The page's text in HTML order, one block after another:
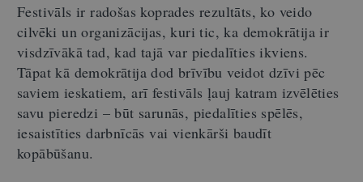
Festivāls ir radošas koprades rezultāts, ko veido
cilvēki un organizācijas, kuri tic, ka demokrātija ir
visdzīvākā tad, kad tajā var piedalīties ikviens.
Tāpat kā demokrātija dod brīvību veidot dzīvi pēc
saviem ieskatiem, arī festivāls ļauj katram izvēlēties
savu pieredzi – būt sarunās, piedalīties spēlēs,
iesaistīties darbnīcās vai vienkārši baudīt
kopābūšanu.